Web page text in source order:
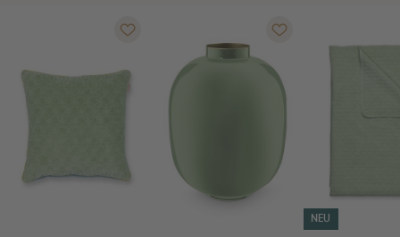
NEU